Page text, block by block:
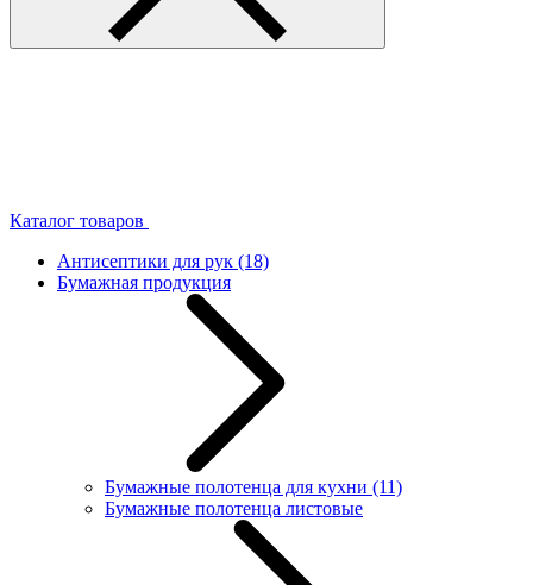
Каталог товаров
Антисептики для рук (18)
Бумажная продукция
Бумажные полотенца для кухни (11)
Бумажные полотенца листовые